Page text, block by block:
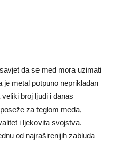
da se med mora uzimati
metal potpuno neprikladan
broj ljudi i danas
za teglom meda,
i ljekovita svojstva.
od najraširenijih zabluda